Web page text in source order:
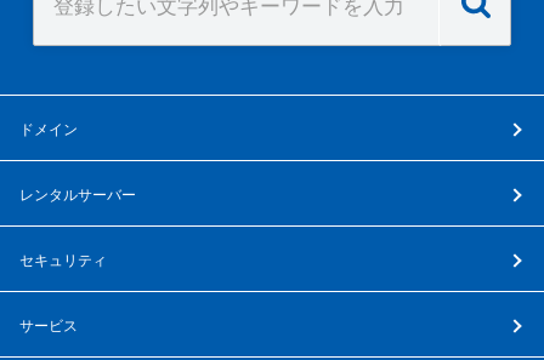
ドメイン
レンタルサーバー
セキュリティ
サービス